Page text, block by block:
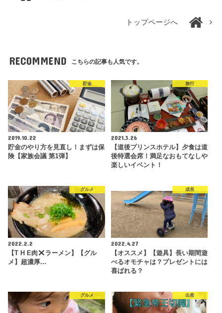
トップページへ
RECOMMEND こちらの記事も人気です。
貯金
2019.10.22
貯金のやり方を見直し！まずは保
険【家族会議 第1弾】
旅行
2021.3.26
【道後プリンスホテル】夕食は道
後特選会席！満足なおもてなしや
楽しいイベント！
グルメ
2022.2.2
【T H E肉
ラーメン】【グル
メ】超濃厚…
成長
2022.4.27
【オススメ】【遊具】長い期間遊
べるオモチャは？プレゼントには
喜ばれる？
グルメ 出産